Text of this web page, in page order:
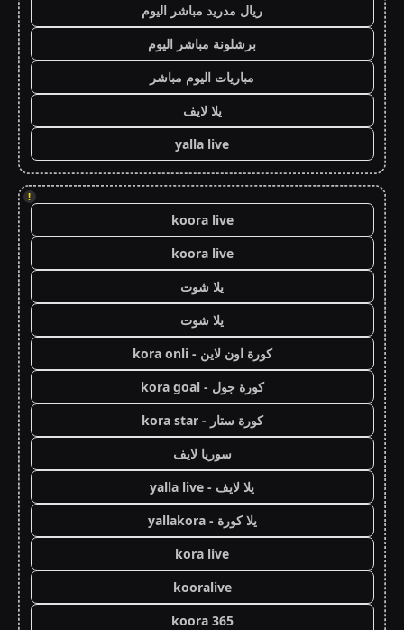
ريال مدريد مباشر اليوم
برشلونة مباشر اليوم
مباريات اليوم مباشر
يلا لايف
yalla live
!
koora live
koora live
يلا شوت
يلا شوت
كورة اون لاين - kora onli
كورة جول - kora goal
كورة ستار - kora star
سوريا لايف
يلا لايف - yalla live
يلا كورة - yallakora
kora live
kooralive
koora 365